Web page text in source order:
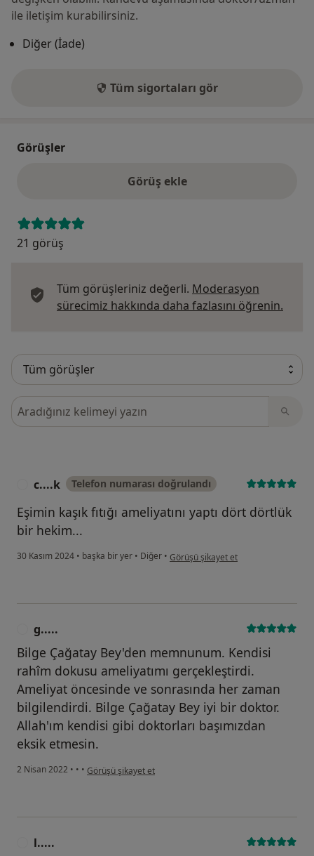
ile iletişim kurabilirsiniz.
Diğer (İade)
Tüm sigortaları gör
Görüşler
Görüş ekle
21 görüş
Tüm görüşleriniz değerli. Moderasyon
sürecimiz hakkında daha fazlasını öğrenin.
Görüşler içerisinde ara
c....k Telefon numarası doğrulandı
Eşimin kaşık fıtığı ameliyatını yaptı dört dörtlük
bir hekim...
30 Kasım 2024 • başka bir yer • Diğer • kullanıcının görüşüne göre c....k
Görüşü şikayet et
g.....
Bilge Çağatay Bey'den memnunum. Kendisi
rahîm dokusu ameliyatımı gerçekleştirdi.
Ameliyat öncesinde ve sonrasında her zaman
bilgilendirdi. Bilge Çağatay Bey iyi bir doktor.
Allah'ım kendisi gibi doktorları başımızdan
eksik etmesin.
2 Nisan 2022 • • • kullanıcının görüşüne göre g.....
Görüşü şikayet et
l.....